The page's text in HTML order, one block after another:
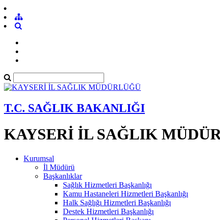
T.C. SAĞLIK BAKANLIĞI
KAYSERİ İL SAĞLIK
Kurumsal
İl Müdürü
Başkanlıklar
Sağlık Hizmetleri Başkanlığı
Kamu Hastaneleri Hizmetleri Başkanlığı
Halk Sağlığı Hizmetleri Başkanlığı
Destek Hizmetleri Başkanlığı